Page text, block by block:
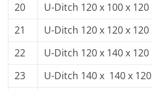
20
U-Ditch 120 x 100 x 120
21
U-Ditch 120 x 120 x 120
22
U-Ditch 120 x 140 x 120
23
U-Ditch 140 x 140 x 120